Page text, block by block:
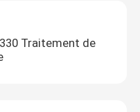
Traitement de